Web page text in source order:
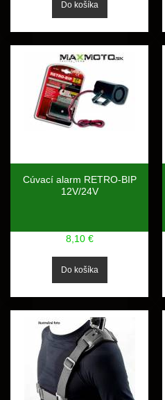
Cúvací alarm RETRO-BIP
12V/24V
8,10 €